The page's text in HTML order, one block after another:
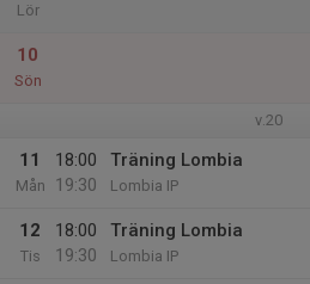
Lör
10
Sön
v.20
11
Mån
18:00
19:30
Träning Lombia
Lombia IP
12
Tis
18:00
19:30
Träning Lombia
Lombia IP